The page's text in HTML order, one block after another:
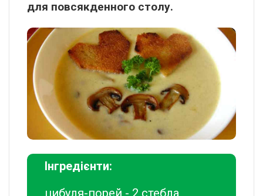
для повсякденного столу.
Інгредієнти: